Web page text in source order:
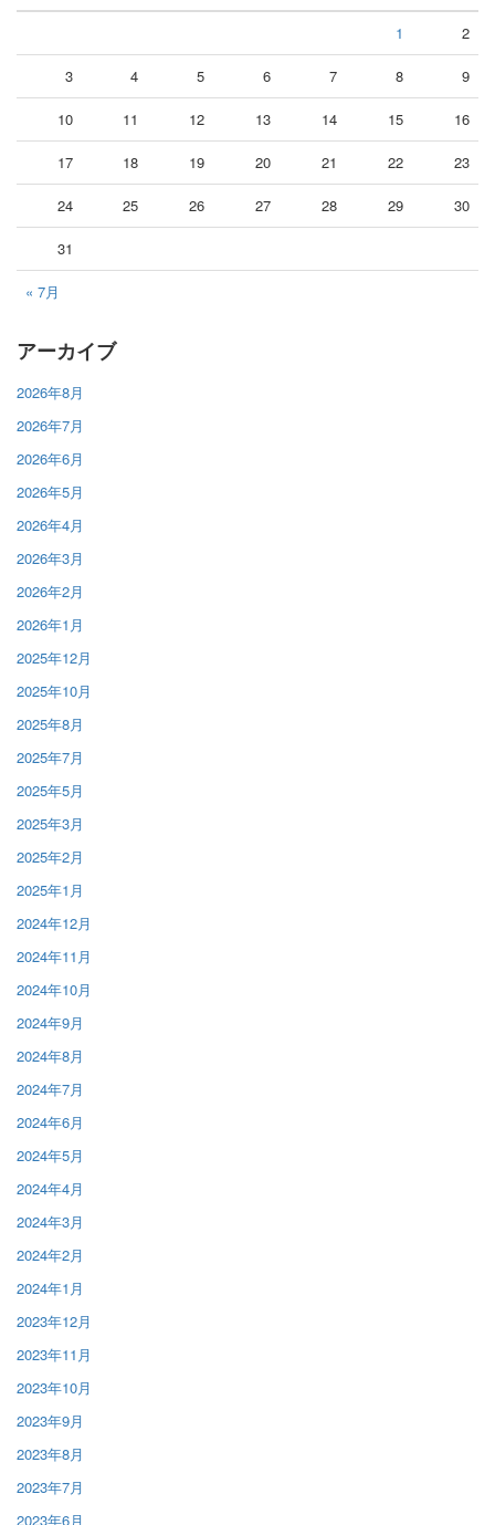
« 7月
1 2
3 4 5 6 7 8 9
10 11 12 13 14 15 16
17 18 19 20 21 22 23
24 25 26 27 28 29 30
31
アーカイブ
2026年8月
2026年7月
2026年6月
2026年5月
2026年4月
2026年3月
2026年2月
2026年1月
2025年12月
2025年10月
2025年8月
2025年7月
2025年5月
2025年3月
2025年2月
2025年1月
2024年12月
2024年11月
2024年10月
2024年9月
2024年8月
2024年7月
2024年6月
2024年5月
2024年4月
2024年3月
2024年2月
2024年1月
2023年12月
2023年11月
2023年10月
2023年9月
2023年8月
2023年7月
2023年6月